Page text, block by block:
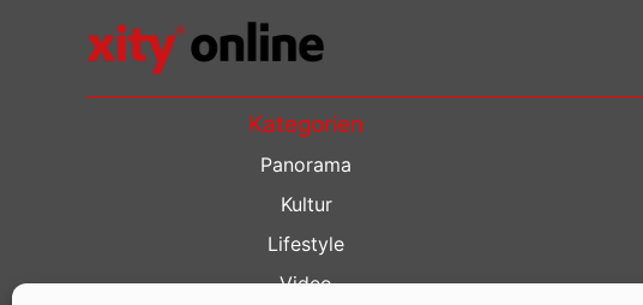
Kategorien
Panorama
Kultur
Lifestyle
Video